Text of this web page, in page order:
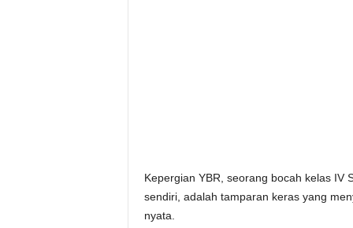
Kepergian YBR, seorang bocah kelas IV
sendiri, adalah tamparan keras yang
nyata.